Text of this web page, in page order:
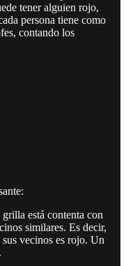
tener alguien rojo,
persona tiene como
contando los
está contenta con
similares. Es decir,
vecinos es rojo. Un